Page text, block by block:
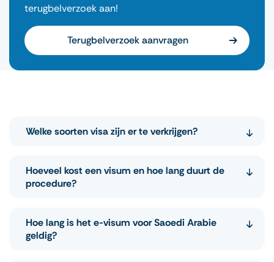
terugbelverzoek aan!
Terugbelverzoek aanvragen
Welke soorten visa zijn er te verkrijgen?
Er zijn twee soorten visa: het reguliere visum (in
het paspoort) en een e-visum.
dat u ruim van tevoren moet aanvragen.
Het e-visum kan alleen door paspoorthouders
Hoeveel kost een visum en hoe lang duurt de
procedure?
De kosten voor het visum Saoedi Arabie
bedragen 209,95 euro p.p. Het e-visum is binnen
Hoe lang is het e-visum voor Saoedi Arabie
geldig?